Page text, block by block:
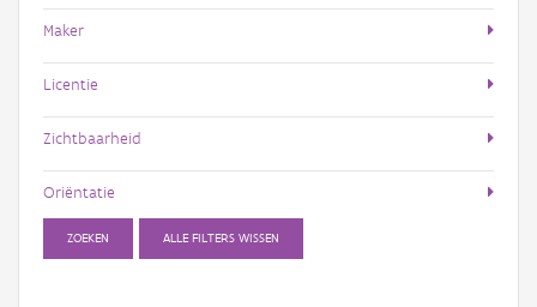
Maker
Licentie
Zichtbaarheid
Oriëntatie
ZOEKEN ALLE FILTERS WISSEN